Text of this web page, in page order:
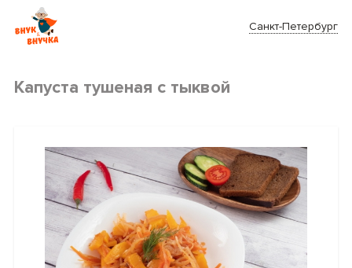
Санкт-Петербург
Капуста тушеная с тыквой